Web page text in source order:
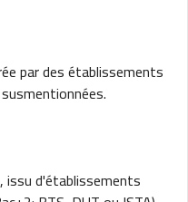
par des établissements
issu d'établissements